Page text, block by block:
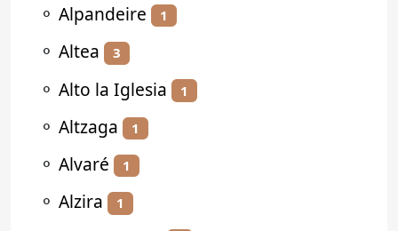
⚬ Alpandeire 1
⚬ Altea 3
⚬ Alto la Iglesia 1
⚬ Altzaga 1
⚬ Alvaré 1
⚬ Alzira 1